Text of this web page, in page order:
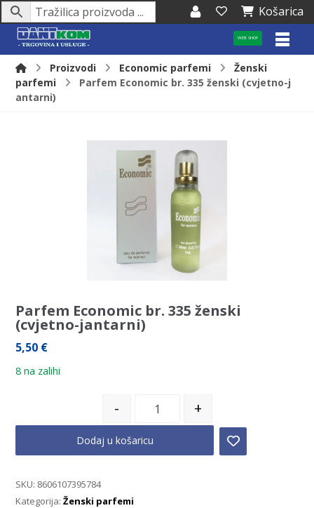
Košarica
WEB SHOP
Proizvodi Economic parfemi
Ženski
parfemi
Parfem Economic br. 335 ženski (cvjetno-j
antarni)
Parfem Economic br. 335 ženski
(cvjetno-jantarni)
5,50 €
8 na zalihi
- +
Dodaj u košaricu
SKU: 8606107395784
Kategorija:Ženski parfemi